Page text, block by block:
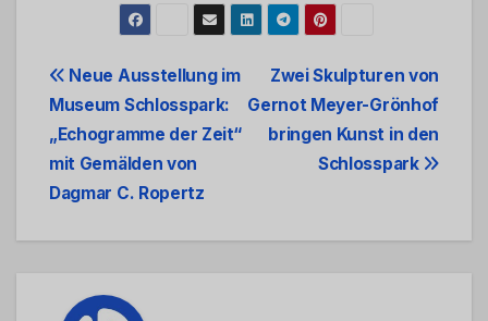
Beitrags-
Navigation
Zwei Skulpturen von
Gernot Meyer-Grönhof
bringen Kunst in den
Schlosspark
Neue Ausstellung im
Museum Schlosspark:
„Echogramme der Zeit“
mit Gemälden von
Dagmar C. Ropertz